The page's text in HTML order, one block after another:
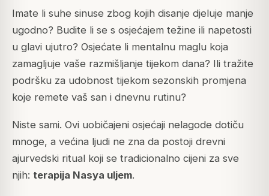
Imate li suhe sinuse zbog kojih disanje djeluje manje
ugodno? Budite li se s osjećajem težine ili napetosti
u glavi ujutro? Osjećate li mentalnu maglu koja
zamagljuje vaše razmišljanje tijekom dana? Ili tražite
podršku za udobnost tijekom sezonskih promjena
koje remete vaš san i dnevnu rutinu?
Niste sami. Ovi uobičajeni osjećaji nelagode dotiču
mnoge, a većina ljudi ne zna da postoji drevni
ajurvedski ritual koji se tradicionalno cijeni za sve
njih: terapija Nasya uljem.